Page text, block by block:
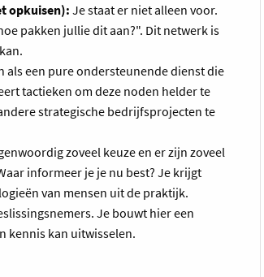
opkuisen):Je staat er niet alleen voor.
pakken jullie dit aan?". Dit netwerk is
als een pure ondersteunende dienst die
tactieken om deze noden helder te
strategische bedrijfsprojecten te
zoveel keuze en er zijn zoveel
informeer je je nu best? Je krijgt
van mensen uit de praktijk.
Je bouwt hier een
kennis kan uitwisselen.